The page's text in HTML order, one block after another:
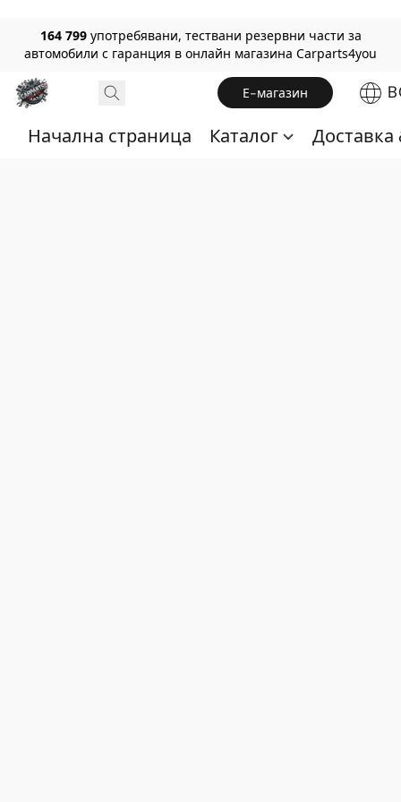
164 799 употребявани, тествани резервни части за
автомобили с гаранция в онлайн магазина Carparts4you
Е-магазин
Начална страница Каталог Доставка